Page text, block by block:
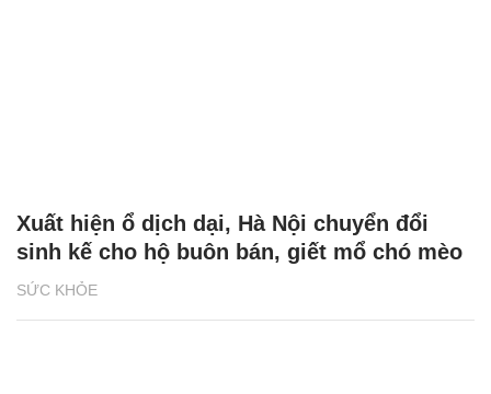
SỨC KHỎE
Xuất hiện ổ dịch dại, Hà Nội chuyển đổi
sinh kế cho hộ buôn bán, giết mổ chó mèo